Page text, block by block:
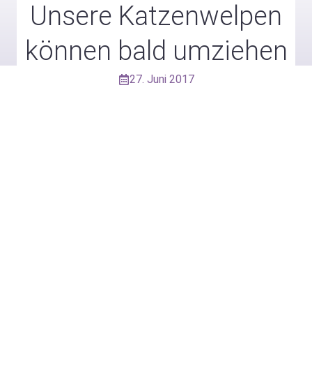
Unsere Katzenwelpen
können bald umziehen
27. Juni 2017